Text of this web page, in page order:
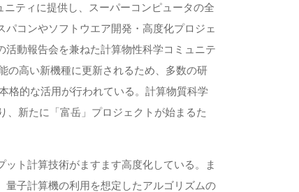
ティに提供し、スーパーコンピュータの全
コンやソフトウエア開発・高度化プロジェ
動報告会を兼ねた計算物性科学コミュニテ
の高い新機種に更新されるため、多数の研
格的な活用が行われている。計算物質科学
、新たに「富岳」プロジェクトが始まるた
ト計算技術がますます高度化している。ま
子計算機の利用を想定したアルゴリズムの